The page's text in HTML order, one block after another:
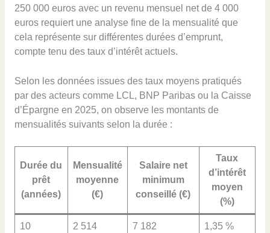
250 000 euros avec un revenu mensuel net de 4 000
euros requiert une analyse fine de la mensualité que
cela représente sur différentes durées d’emprunt,
compte tenu des taux d’intérêt actuels.
Selon les données issues des taux moyens pratiqués
par des acteurs comme LCL, BNP Paribas ou la Caisse
d’Épargne en 2025, on observe les montants de
mensualités suivants selon la durée :
Durée du
prêt
(années)
Mensualité
moyenne
(€)
Salaire net
minimum
conseillé (€)
Taux
d’intérêt
moyen
(%)
10 2 514 7 182 1,35 %